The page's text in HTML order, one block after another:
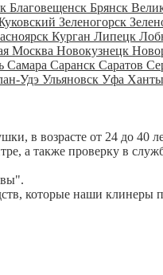
Благовещенск Брянск
Зеленогорск
Курган Липецк
Москва Новокузнецк
Самара Саранск Саратов
Удэ Ульяновск Уфа
в возрасте от 24 до 40
а также проверку в
которые наши клинеры